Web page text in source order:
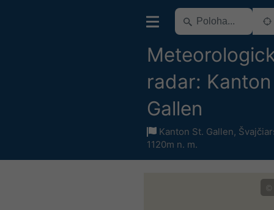
radar:
Gallen
Kanton St. Gallen,
1120m n. m.
©